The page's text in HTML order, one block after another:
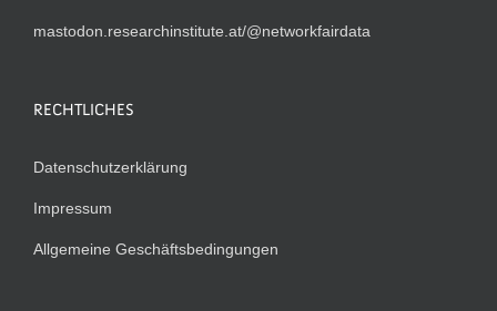
mastodon.researchinstitute.at/@networkfairdata
RECHTLICHES
Datenschutzerklärung
Impressum
Allgemeine Geschäftsbedingungen